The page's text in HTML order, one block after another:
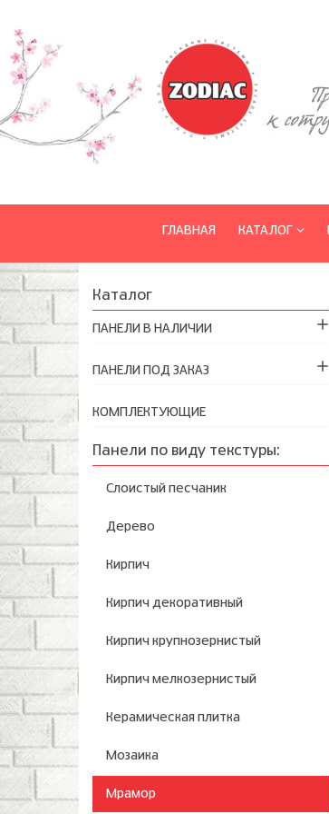
ГЛАВНАЯ КАТАЛОГ
Каталог
ПАНЕЛИ В НАЛИЧИИ
ПАНЕЛИ ПОД ЗАКАЗ
КОМПЛЕКТУЮЩИЕ
Панели по виду текстуры:
Слоистый песчаник
Дерево
Кирпич
Кирпич декоративный
Кирпич крупнозернистый
Кирпич мелкозернистый
Керамическая плитка
Мозаика
Мрамор